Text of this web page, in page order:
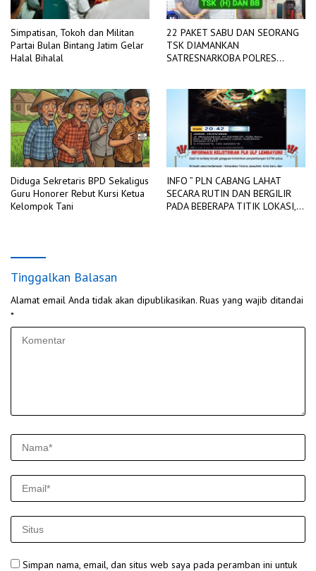
Simpatisan, Tokoh dan Militan
Partai Bulan Bintang Jatim Gelar
Halal Bihalal
22 PAKET SABU DAN SEORANG
TSK DIAMANKAN
SATRESNARKOBA POLRES
Diduga Sekretaris BPD Sekaligus
Guru Honorer Rebut Kursi Ketua
Kelompok Tani
INFO ” PLN CABANG LAHAT
SECARA RUTIN DAN BERGILIR
PADA BEBERAPA TITIK LOKASI,
Tinggalkan Balasan
Alamat email Anda tidak akan dipublikasikan. Ruas yang wajib ditandai
*
Simpan nama, email, dan situs web saya pada peramban ini untuk